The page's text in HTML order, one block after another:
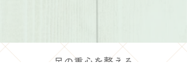
足の重心を整える